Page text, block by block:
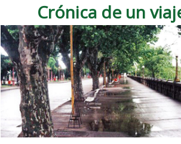
Crónica de un